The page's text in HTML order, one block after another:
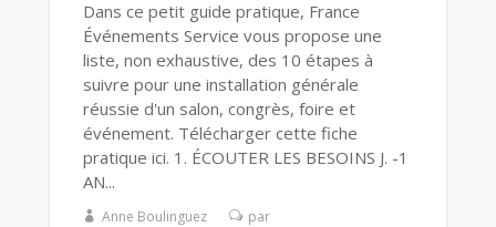
Dans ce petit guide pratique, France
Événements Service vous propose une
liste, non exhaustive, des 10 étapes à
suivre pour une installation générale
réussie d'un salon, congrès, foire et
événement. Télécharger cette fiche
pratique ici. 1. ÉCOUTER LES BESOINS J. -1
AN...
Anne Boulinguez par